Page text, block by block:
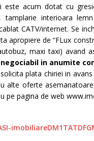
este acum dotat cu
tamplarie interioara
CATV/internet. Se
apropiere de “FLux
maxi taxi) avand
in anumite
plata chiriei in
alte oferte
pe pagina de web